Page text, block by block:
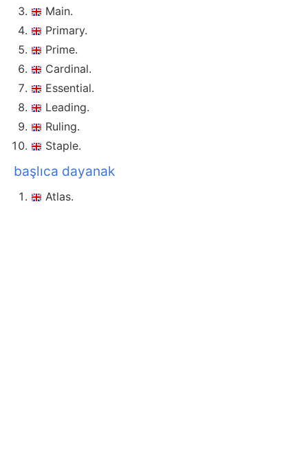
Main.
Primary.
Prime.
Cardinal.
Essential.
Leading.
Ruling.
Staple.
başlıca dayanak
Atlas.